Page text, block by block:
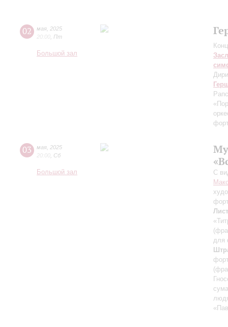
02 мая 2025
20:00 Пт
Большой зал
03 мая 2025
20:00 Сб
Большой зал
С
Лист
для